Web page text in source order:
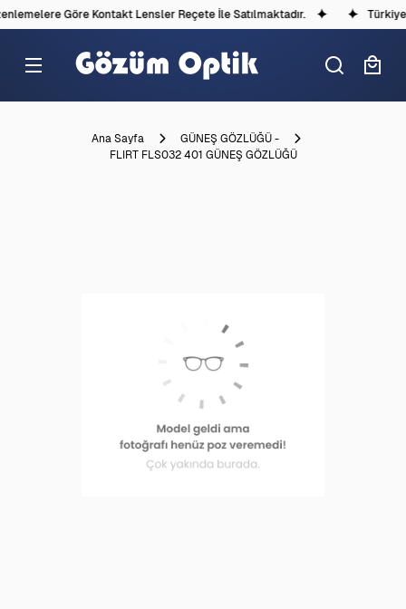
Göre Kontakt Lensler Reçete İle Satılmaktadır.
Ana Sayfa
GÜNEŞ GÖZLÜĞÜ -
FLIRT FLS032 401 GÜNEŞ GÖZLÜĞÜ